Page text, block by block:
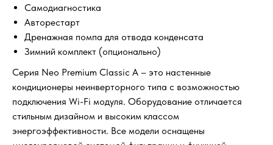
Самодиагностика
Авторестарт
Дренажная помпа для отвода конденсата
Зимний комплект (опционально)
Серия Neo Premium Classic A – это настенные
кондиционеры неинверторного типа с возможностью
подключения Wi-Fi модуля. Оборудование отличается
стильным дизайном и высоким классом
энергоэффективности. Все модели оснащены